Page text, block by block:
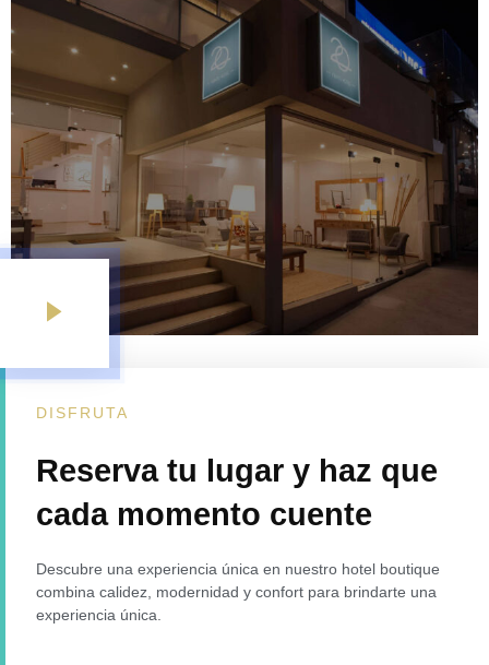
DISFRUTA
Reserva tu lugar y haz que
cada momento cuente
Descubre una experiencia única en nuestro hotel boutique
combina calidez, modernidad y confort para brindarte una
experiencia única.